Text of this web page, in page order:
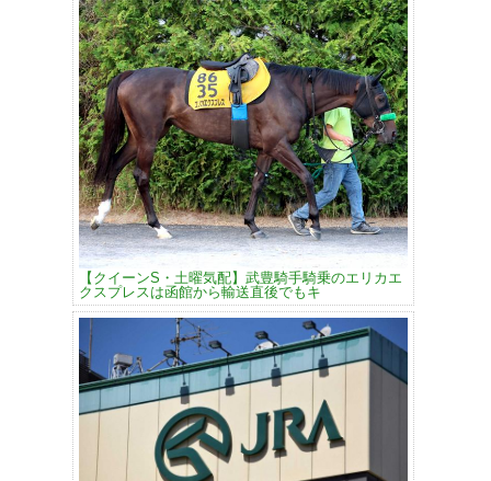
【クイーンS・土曜気配】武豊騎手騎乗のエリカエ
クスプレスは函館から輸送直後でもキ